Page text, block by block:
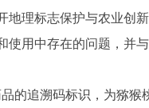
地理标志保护与农业创
使用中存在的问题，并
的追溯码标识，为猕猴